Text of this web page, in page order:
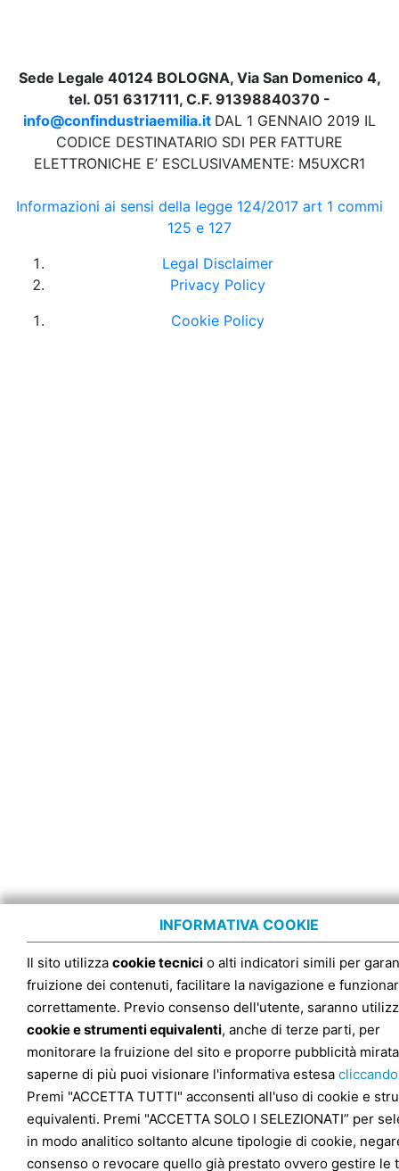
Sede Legale 40124 BOLOGNA, Via San Domenico 4,
tel. 051 6317111, C.F. 91398840370 -
info@confindustriaemilia.it DAL 1 GENNAIO 2019 IL
CODICE DESTINATARIO SDI PER FATTURE
ELETTRONICHE E’ ESCLUSIVAMENTE: M5UXCR1
Informazioni ai sensi della legge 124/2017 art 1 commi
125 e 127
Legal Disclaimer
Privacy Policy
Cookie Policy
INFORMATIVA COOKIE
Il sito utilizza cookie tecnici o alti indicatori simili per
fruizione dei contenuti, facilitare la navigazione e
correttamente. Previo consenso dell'utente, saranno
cookie e strumenti equivalenti, anche di terze parti, per
monitorare la fruizione del sito e proporre pubblicità
saperne di più puoi visionare l'informativa estesa
Premi "ACCETTA TUTTI" acconsenti all'uso di cookie e
equivalenti. Premi "ACCETTA SOLO I SELEZIONATI” per
in modo analitico soltanto alcune tipologie di cookie,
consenso o revocare quello già prestato ovvero gestire le